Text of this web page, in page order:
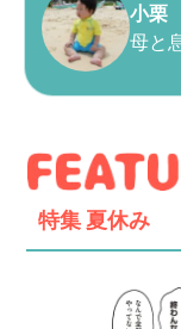
小栗
母と
特集 夏休み